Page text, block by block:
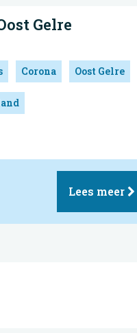
Gelre
Corona Oost Gelre
Lees meer